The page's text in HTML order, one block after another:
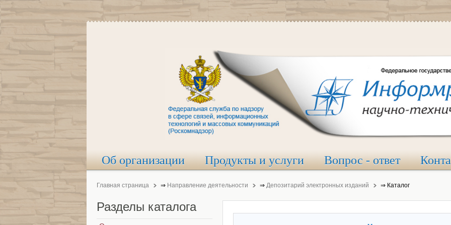
Об организации Продукты и услуги Вопрос - ответ
Главная страница ⇒ Направление деятельности ⇒ Депозитарий электронных изданий ⇒ Каталог
Разделы каталога